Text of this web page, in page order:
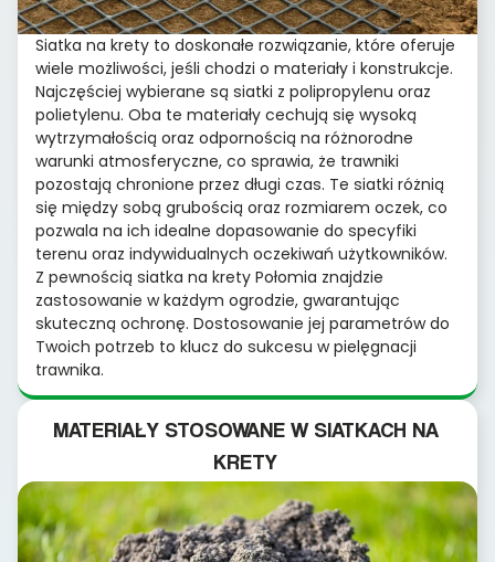
Siatka na krety to doskonałe rozwiązanie, które oferuje
wiele możliwości, jeśli chodzi o materiały i konstrukcje.
Najczęściej wybierane są siatki z polipropylenu oraz
polietylenu. Oba te materiały cechują się wysoką
wytrzymałością oraz odpornością na różnorodne
warunki atmosferyczne, co sprawia, że trawniki
pozostają chronione przez długi czas. Te siatki różnią
się między sobą grubością oraz rozmiarem oczek, co
pozwala na ich idealne dopasowanie do specyfiki
terenu oraz indywidualnych oczekiwań użytkowników.
Z pewnością siatka na krety Połomia znajdzie
zastosowanie w każdym ogrodzie, gwarantując
skuteczną ochronę. Dostosowanie jej parametrów do
Twoich potrzeb to klucz do sukcesu w pielęgnacji
trawnika.
MATERIAŁY STOSOWANE W SIATKACH NA
KRETY